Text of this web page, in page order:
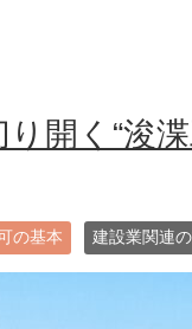
開く“浚
の基本 建設業関連